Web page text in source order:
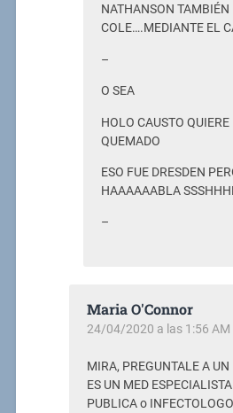
NATHANSON TAMBIÉN
COLE….MEDIANTE EL
–
O SEA
HOLO CAUSTO QUIERE
QUEMADO
ESO FUE DRESDEN
HAAAAAABLA
–
Maria O'Connor
24/04/2020 a las 1:56 AM
MIRA, PREGUNTALE A
ES UN MED
PUBLICA o